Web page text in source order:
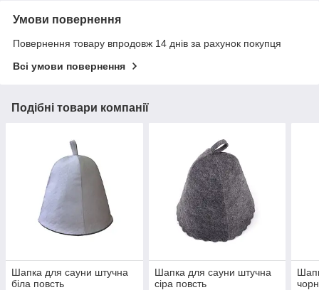
Умови повернення
Повернення товару впродовж 14 днів за рахунок покупця
Всі умови повернення
Подібні товари компанії
Шапка для сауни штучна
біла повсть
Шапка для сауни штучна
сіра повсть